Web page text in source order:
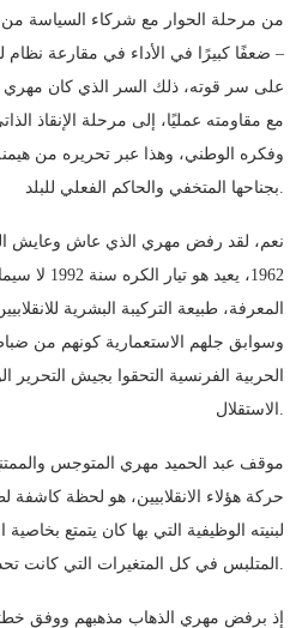
من مرحلة الحوار مع شركاء السياسة من
– ضعفًا كبيرًا في الأداء في مقارعة نظام
على سر قوته، ذلك السر الذي كان مهري
مع مقاومته عمليًا، إلى مرحلة الإنقاذ
وفكره الوطني، وهذا عبر تحريره من
بجناحها المتخفي والحاكم الفعلي للبلد.
نعم، لقد رفض مهري الذي عاش وعايش
1962، يعيد
المعرفة، طبيعة التركيبة البشرية
وسوابق جلهم الاستعمارية كونهم من
الحربية الفرنسية التحقوا بجيش
الاستقلال.
موقف عبد الحميد مهري المتوجس
حركة هؤلاء الانقلابيين، هو لحظة كاشفة
لبنيته الوظيفية التي بها كان يتمتع
المتلبس في كل المتغيرات التي كانت تحدث داخليًا وخارجيًا.
إذ برفض مهري الذهاب مذهبهم ووفق